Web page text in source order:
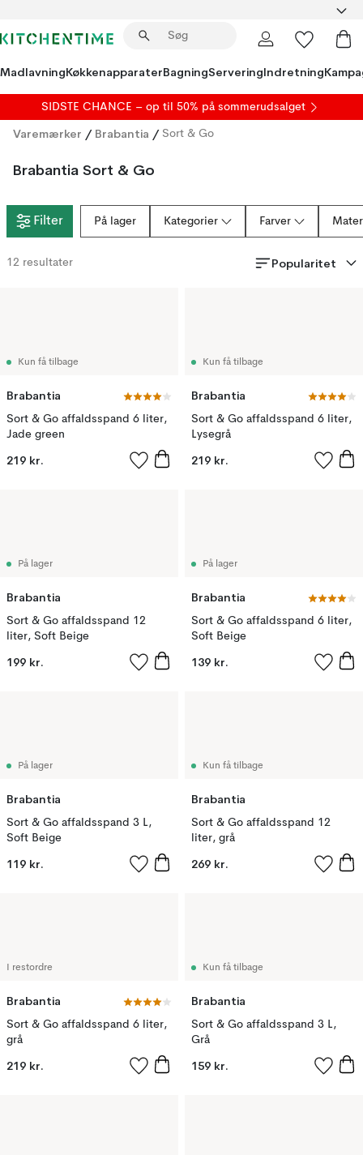
MadlavningKøkkenapparaterBagningServeringIndretning
SIDSTE CHANCE – op til 50% på sommerudsalget
Varemærker / Brabantia / Sort & Go
Brabantia Sort & Go
Filter På lager Kategorier Farver
12 resultater Popularitet
Kun få tilbage
Brabantia
Sort & Go affaldsspand 6 liter,
Jade green
219 kr.
Kun få tilbage
Brabantia
Sort & Go affaldsspand 6 liter,
Lysegrå
219 kr.
På lager
Brabantia
Sort & Go affaldsspand 12
liter, Soft Beige
199 kr.
På lager
Brabantia
Sort & Go affaldsspand 6 liter,
Soft Beige
139 kr.
På lager
Brabantia
Sort & Go affaldsspand 3 L,
Soft Beige
119 kr.
Kun få tilbage
Brabantia
Sort & Go affaldsspand 12
liter, grå
269 kr.
I restordre
Brabantia
Sort & Go affaldsspand 6 liter,
grå
219 kr.
Kun få tilbage
Brabantia
Sort & Go affaldsspand 3 L,
Grå
159 kr.